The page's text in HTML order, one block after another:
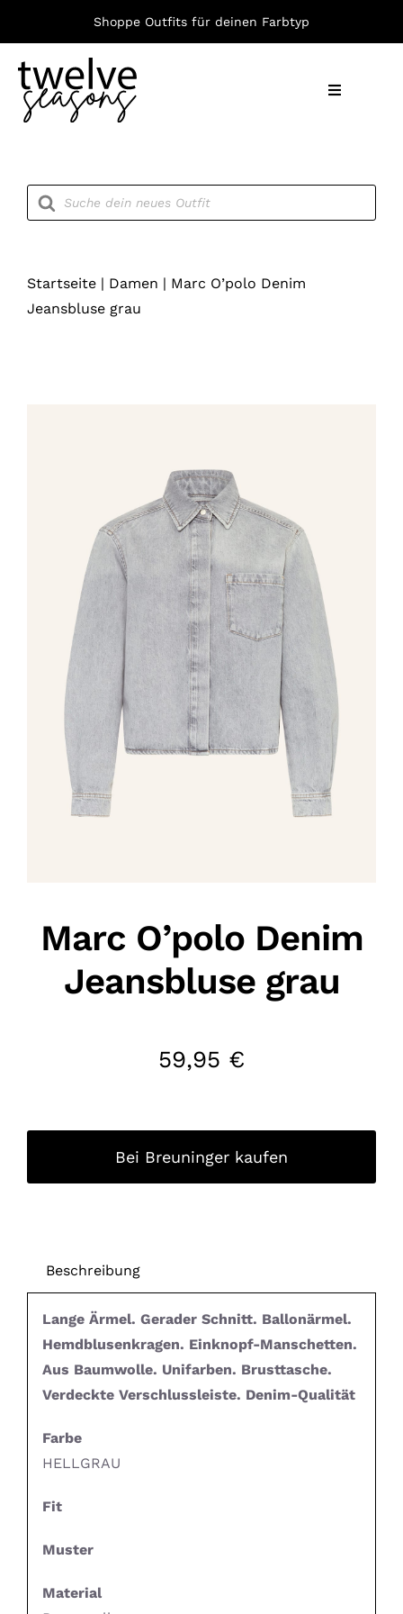
springen
Shoppe Outfits für deinen Farbtyp
Toggle
Products
search
Startseite| Damen | Marc O’polo Denim
Jeansbluse grau
Marc O’polo Denim
Jeansbluse grau
59,95 €
Bei Breuninger kaufen
Beschreibung
Lange Ärmel. Gerader Schnitt. Ballonärmel.
Hemdblusenkragen. Einknopf-Manschetten.
Aus Baumwolle. Unifarben. Brusttasche.
Verdeckte Verschlussleiste. Denim-Qualität
Farbe
HELLGRAU
Fit
Muster
Material